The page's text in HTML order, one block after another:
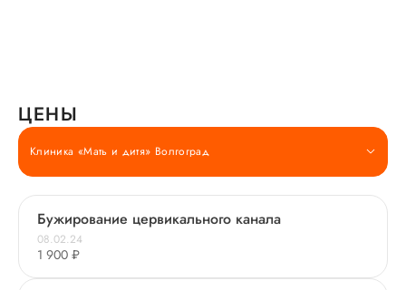
ЦЕНЫ
Клиника «Мать и дитя» Волгоград
Бужирование цервикального канала
08.02.24
1 900 ₽